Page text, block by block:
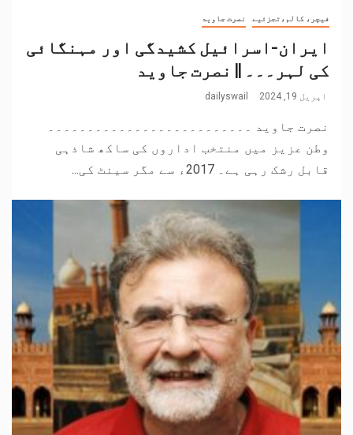
فیچر، کالم،تجزئیے نصرت جاوید
ایران-اسرائیل کشیدگی اور مہنگائی
کی لہر۔۔۔ || نصرت جاوید
اپریل 19, 2024 dailyswail
نصرت جاوید ۔۔۔۔۔۔۔۔۔۔۔۔۔۔۔۔۔۔۔۔۔۔۔۔۔۔
وطن عزیز میں منتخب اداروں کی ساکھ شاذہی
قابل رشک رہی ہے۔ 2017ء سے مگر سینٹ کی...